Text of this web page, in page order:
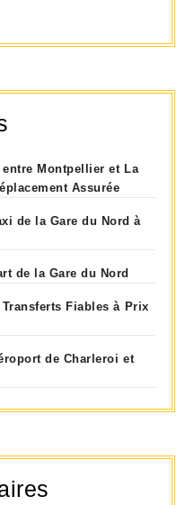
Montpellier et La
Assurée
de la Gare du Nord à
de la Gare du Nord
Fiables à Prix
de Charleroi et